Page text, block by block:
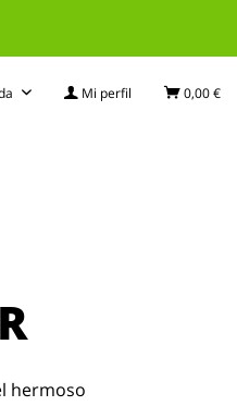
Mi perfil 0,00 €
hermoso